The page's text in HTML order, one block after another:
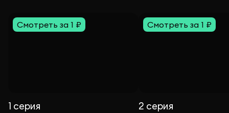
Смотреть за 1 ₽
1 серия
Смотреть за 1 ₽
2 серия